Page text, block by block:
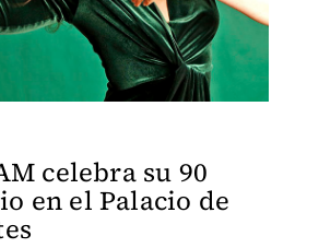
celebra su 90
en el Palacio de